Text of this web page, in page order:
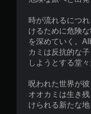
時が流れるにつ
けるために危険
を深めていく。
カミは反抗的な
しようとする堂
呪われた世界が
オオカミは生き
けられる新たな地